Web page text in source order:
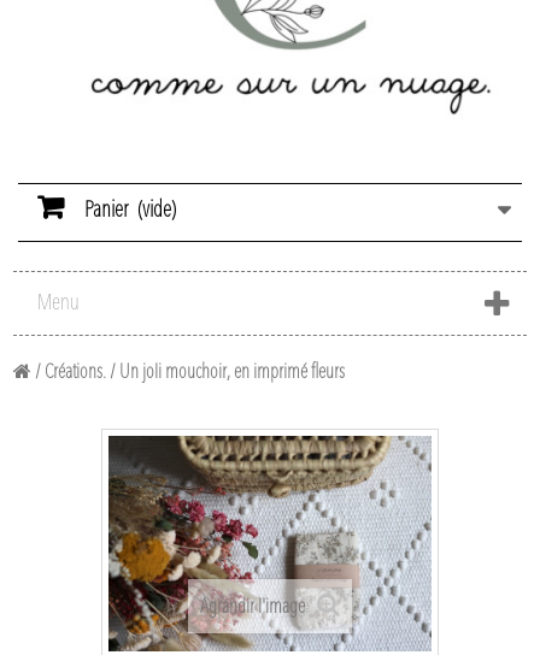
Panier (vide)
Menu
/ Créations. / Un joli mouchoir, en imprimé fleurs
Agrandir l'image